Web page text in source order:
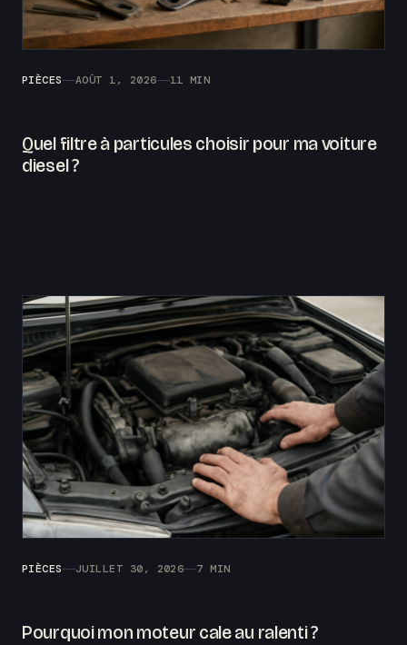
PIÈCES AOÛT 1, 2026 11 MIN
Quel filtre à particules choisir pour ma voiture
diesel ?
PIÈCES JUILLET 30, 2026 7 MIN
Pourquoi mon moteur cale au ralenti ?